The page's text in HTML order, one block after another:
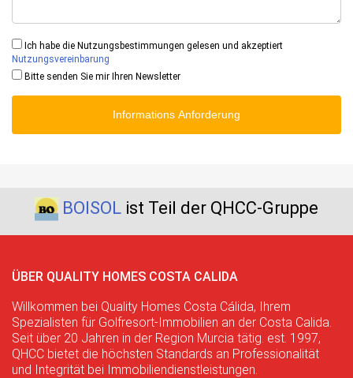
Ich habe die Nutzungsbestimmungen gelesen und akzeptiert
Nutzungsvereinbarung
Bitte senden Sie mir Ihren Newsletter
Informations Anforderung
BOISOL ist Teil der QHCC-Gruppe
ÜBER QUALITY HOMES COSTA CALIDA
Willkommen bei Quality Homes Costa Cálida, Ihrem
Spezialisten für Golfresort-Immobilien an der Costa Calida.
Seit über 20 Jahren in der Region Murcia tätig. est. 1997,
QHCC bietet die höchsten Standards an Professionalität
und Integrität bei Immobiliendienstleistungen.